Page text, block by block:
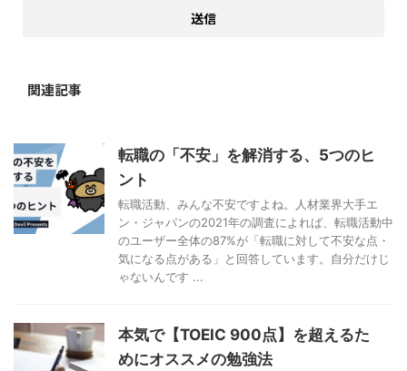
関連記事
転職の「不安」を解消する、5つのヒ
ント
転職活動、みんな不安ですよね。人材業界大手エ
ン・ジャパンの2021年の調査によれば、転職活動中
のユーザー全体の87%が「転職に対して不安な点・
気になる点がある」と回答しています。自分だけじ
ゃないんです ...
本気で【TOEIC 900点】を超えるた
めにオススメの勉強法